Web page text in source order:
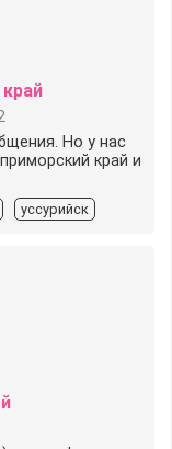
Но у нас
край и
уссурийск